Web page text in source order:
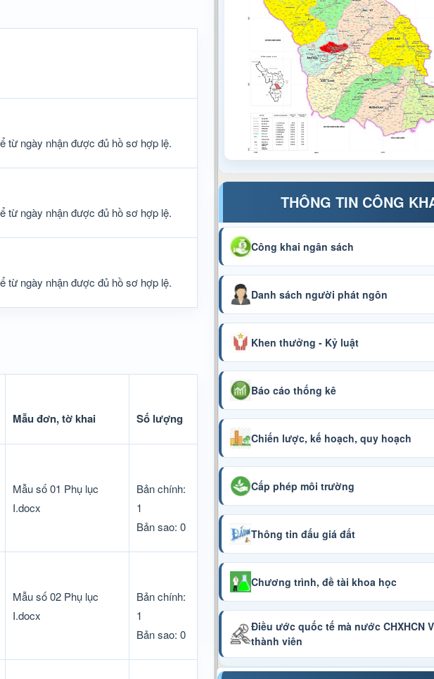
từ ngày nhận được đủ hồ sơ hợp lệ.
từ ngày nhận được đủ hồ sơ hợp lệ.
từ ngày nhận được đủ hồ sơ hợp lệ.
Mẫu đơn, tờ khai Số lượng
Mẫu số 01 Phụ lục
I.docx
Bản chính:
1
Bản sao: 0
Mẫu số 02 Phụ lục
I.docx
Bản chính:
1
Bản sao: 0
THÔNG TIN CÔNG
Công khai ngân sách
Danh sách người phát ngôn
Khen thưởng - Kỷ luật
Báo cáo thống kê
Chiến lược, kế hoạch, quy hoạch
Cấp phép môi trường
Thông tin đấu giá đất
Chương trình, đề tài khoa học
Điều ước quốc tế mà nước CHXHCN
thành viên